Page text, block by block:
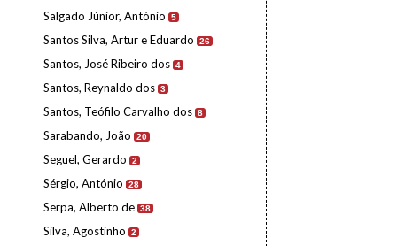
Salgado Júnior, António 5
Santos Silva, Artur e Eduardo 26
Santos, José Ribeiro dos 4
Santos, Reynaldo dos 3
Santos, Teófilo Carvalho dos 8
Sarabando, João 20
Seguel, Gerardo 2
Sérgio, António 28
Serpa, Alberto de 38
Silva, Agostinho 2